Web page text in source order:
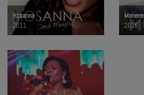
Hosanna
2011
Monene
2016